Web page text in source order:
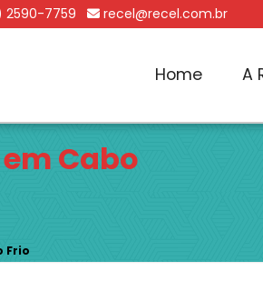
2590-7759 recel@recel.com.br
Home A
Cabo
Frio